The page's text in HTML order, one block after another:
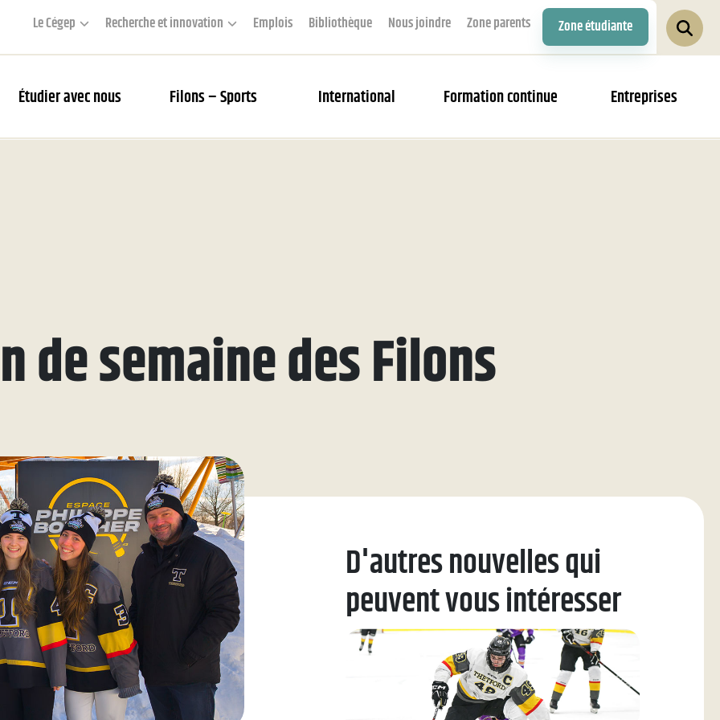
Le Cégep Recherche et innovation Emplois Bibliothèque Nous joindre Zone parents Zone étudiante
Étudier avec nous Filons – Sports International Formation continue Entreprises
de semaine des Filons
D'autres nouvelles qui
peuvent vous intéresser